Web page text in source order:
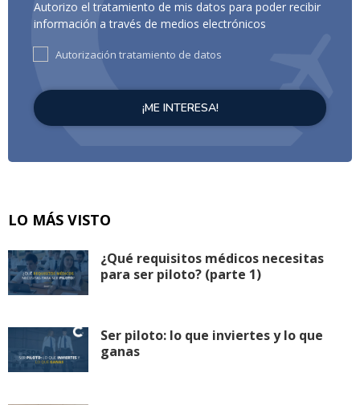
Autorizo el tratamiento de mis datos para poder recibir
información a través de medios electrónicos
Autorización tratamiento de datos
LO MÁS VISTO
¿Qué requisitos médicos necesitas
para ser piloto? (parte 1)
Ser piloto: lo que inviertes y lo que
ganas